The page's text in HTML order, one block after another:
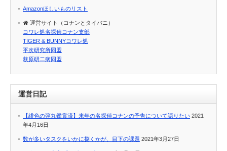
Amazonほしいものリスト
運営サイト（コナンとタイバニ）
コワレ処名探偵コナン支部
TIGER & BUNNYコワレ処
平次研究所同盟
萩原研二病同盟
運営日記
【緋色の弾丸鑑賞済】来年の名探偵コナンの予告について語りたい 2021
年4月16日
数が多いタスクをいかに捌くかが、目下の課題 2021年3月27日